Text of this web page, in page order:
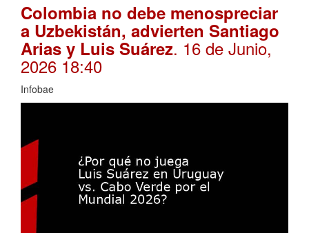
Colombia no debe menospreciar
a Uzbekistán, advierten Santiago
Arias y Luis Suárez. 16 de Junio,
2026 18:40
Infobae